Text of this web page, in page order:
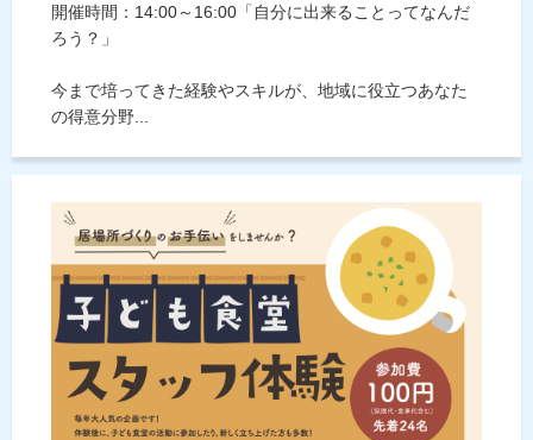
開催時間：14:00～16:00「自分に出来ることってなんだ
ろう？」
今まで培ってきた経験やスキルが、地域に役立つあなた
の得意分野...